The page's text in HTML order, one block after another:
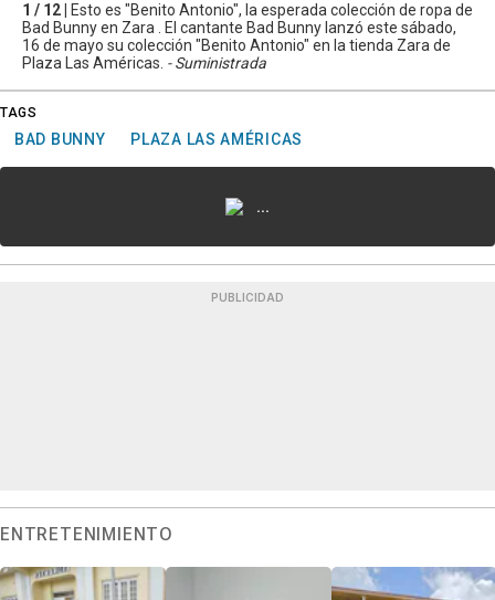
1 / 12 |
Esto es "Benito Antonio", la esperada colección de ropa de
Bad Bunny en Zara . El cantante Bad Bunny lanzó este sábado,
16 de mayo su colección "Benito Antonio" en la tienda Zara de
Plaza Las Américas. - Suministrada
TAGS
BAD BUNNY PLAZA LAS AMÉRICAS
...
PUBLICIDAD
ENTRETENIMIENTO